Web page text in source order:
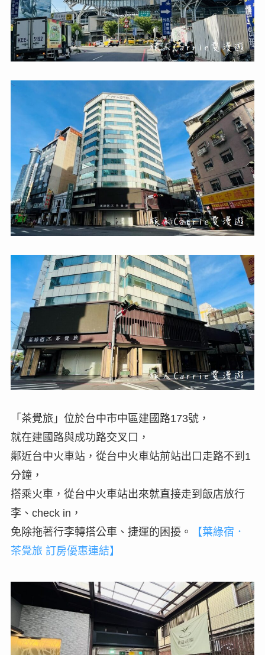
「茶覺旅」位於台中市中區建國路173號，
就在建國路與成功路交叉口，
鄰近台中火車站，從台中火車站前站出口走路不到1
分鐘，
搭乘火車，從台中火車站出來就直接走到飯店放行
李、check in，
免除拖著行李轉搭公車、捷運的困擾。
【葉綠宿．
茶覺旅 訂房優惠連結】